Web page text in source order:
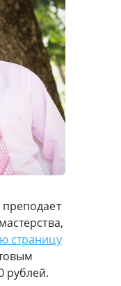
страницу
рублей.